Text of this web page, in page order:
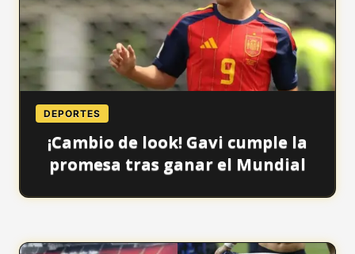
DEPORTES
¡Cambio de look! Gavi cumple la
promesa tras ganar el Mundial